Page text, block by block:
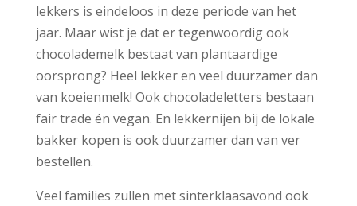
lekkers is eindeloos in deze periode van het
jaar. Maar wist je dat er tegenwoordig ook
chocolademelk bestaat van plantaardige
oorsprong? Heel lekker en veel duurzamer dan
van koeienmelk! Ook chocoladeletters bestaan
fair trade én vegan. En lekkernijen bij de lokale
bakker kopen is ook duurzamer dan van ver
bestellen.
Veel families zullen met sinterklaasavond ook